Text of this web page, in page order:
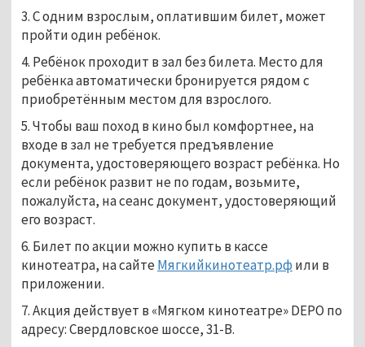
3. С одним взрослым, оплатившим билет, может
пройти один ребёнок.
4. Ребёнок проходит в зал без билета. Место для
ребёнка автоматически бронируется рядом с
приобретённым местом для взрослого.
5. Чтобы ваш поход в кино был комфортнее, на
входе в зал не требуется предъявление
документа, удостоверяющего возраст ребёнка. Но
если ребёнок развит не по годам, возьмите,
пожалуйста, на сеанс документ, удостоверяющий
его возраст.
6. Билет по акции можно купить в кассе
кинотеатра, на сайте Мягкийкинотеатр.рф или в
приложении.
7. Акция действует в «Мягком кинотеатре» DEPO по
адресу: Свердловское шоссе, 31-В.